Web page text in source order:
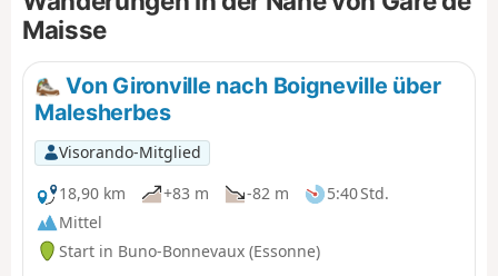
Maisse
Von Gironville nach Boigneville über
Malesherbes
Visorando-Mitglied
18,90 km
+83 m -82 m
5:40 Std.
Mittel
Start in Buno-Bonnevaux (Essonne)